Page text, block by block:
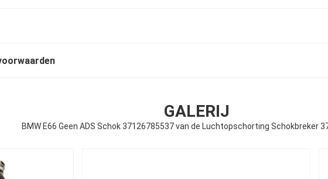
GALERIJ
BMW E66 Geen ADS Schok 37126785537 van de Luchtopschorting Schokbreker